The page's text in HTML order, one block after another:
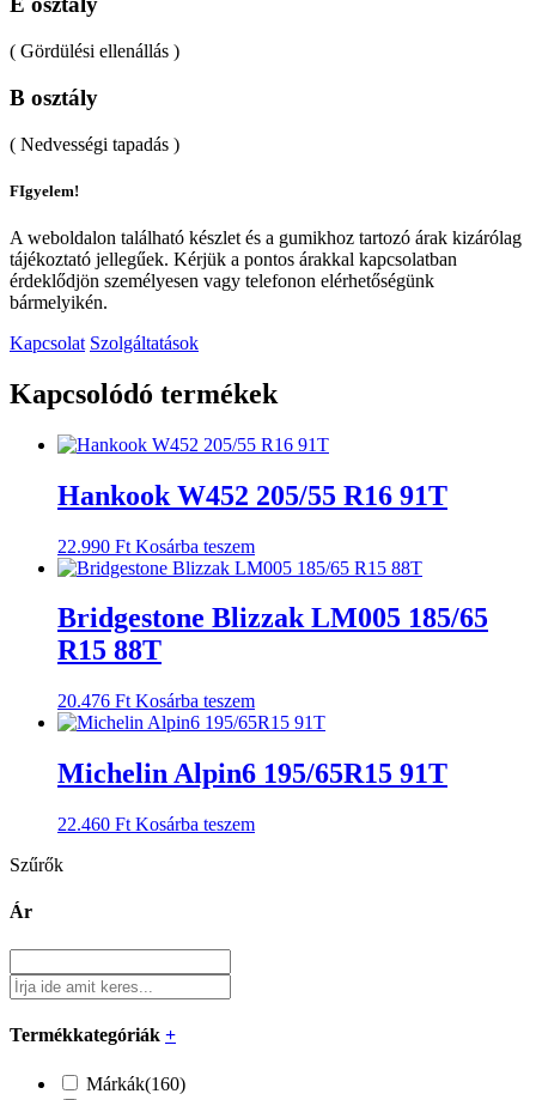
( Gördülési ellenállás )
B osztály
( Nedvességi tapadás )
FIgyelem!
A weboldalon található készlet és a gumikhoz tartozó árak kizárólag
tájékoztató jellegűek. Kérjük a pontos árakkal kapcsolatban
érdeklődjön személyesen vagy telefonon elérhetőségünk
bármelyikén.
Kapcsolat Szolgáltatások
Kapcsolódó termékek
Hankook W452 205/55 R16 91T
22.990 Ft Kosárba teszem
Bridgestone Blizzak LM005 185/65
R15 88T
20.476 Ft Kosárba teszem
Michelin Alpin6 195/65R15 91T
22.460 Ft Kosárba teszem
Szűrők
Ár
Termékkategóriák +
Márkák(160)